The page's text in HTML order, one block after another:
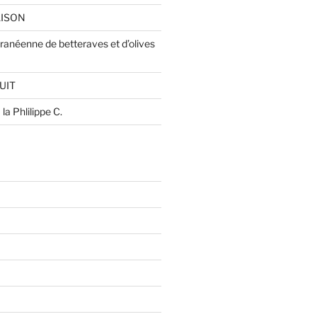
de betteraves et d’olives
Phlilippe C.